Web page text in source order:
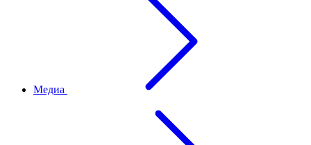
Медиа